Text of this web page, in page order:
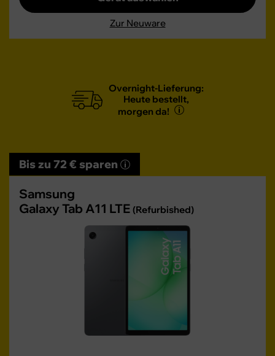
Zur Neuware
Overnight-Lieferung:
Heute bestellt,
morgen da!
Bis zu 72 € sparen
Samsung
Galaxy Tab A11 LTE (Refurbished)